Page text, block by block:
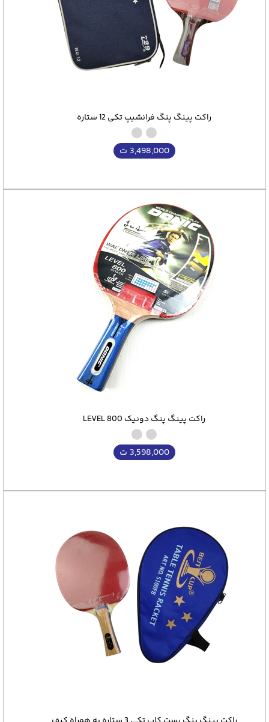
راکت پینگ پنگ فرانشیپ تکی 12 ستاره
3,498,000 ت
راکت پینگ پنگ دونیک LEVEL 800
3,598,000 ت